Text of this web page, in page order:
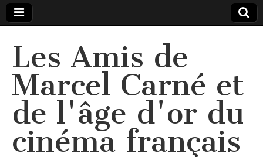
Les Amis de
Marcel Carné et
de l'âge d'or du
cinéma français